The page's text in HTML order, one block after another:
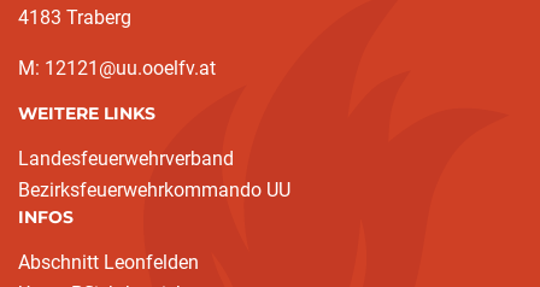
4183 Traberg
M: 12121@uu.ooelfv.at
WEITERE LINKS
Landesfeuerwehrverband
Bezirksfeuerwehrkommando UU
INFOS
Abschnitt Leonfelden